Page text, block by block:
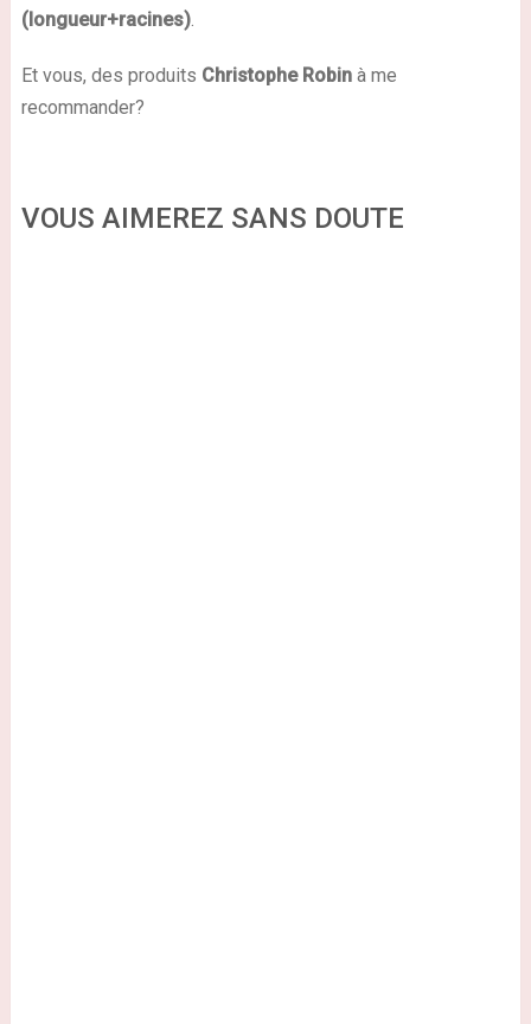
(longueur+racines).
Et vous, des produits Christophe Robinà me
recommander?
VOUS AIMEREZ SANS DOUTE